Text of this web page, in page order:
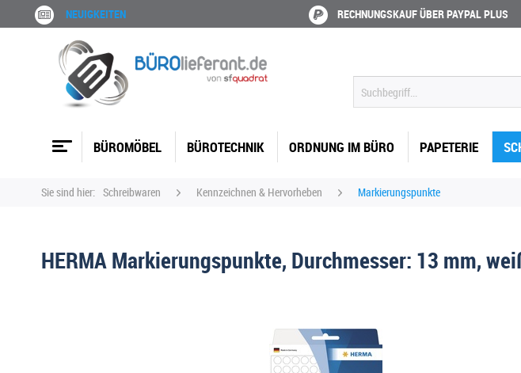
NEUIGKEITEN RECHNUNGSKAUF ÜBER PAYPAL PLUS
BÜROMÖBEL BÜROTECHNIK ORDNUNG IM BÜRO PAPETERIE
Sie sind hier: Schreibwaren Kennzeichnen & Hervorheben Markierungspunkte
HERMA Markierungspunkte, Durchmesser: 13 mm,